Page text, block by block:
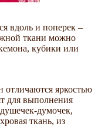
вдоль и поперек –
ткани можно
кубики или
яркостью
для выполнения
думочек,
ткань, из